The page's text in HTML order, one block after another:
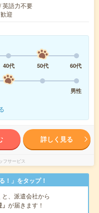
英語力不要
迎
40代 50代
60代
男性
詳しく見る
フサービス
！」をタップ！
と、派遣会社から
が届きます！